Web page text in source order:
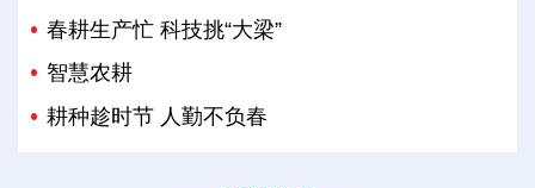
春耕生产忙 科技挑“大梁”
智慧农耕
耕种趁时节 人勤不负春